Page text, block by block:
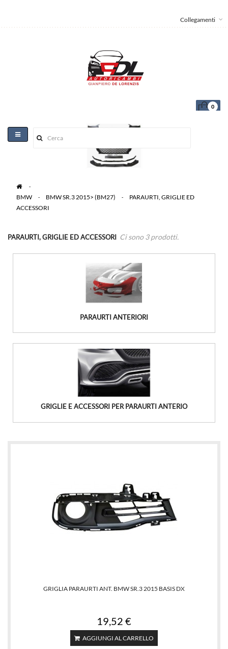
Collegamenti
0
Toggle
>
BMW
> BMW SR.3 2015> (BM27) >
PARAURTI, GRIGLIE ED
ACCESSORI
PARAURTI, GRIGLIE ED ACCESSORI Ci sono 3 prodotti.
PARAURTI ANTERIORI
GRIGLIE E ACCESSORI PER PARAURTI ANTERIO
GRIGLIA PARAURTI ANT. BMW SR.3 2015 BASIS DX
19,52 €
AGGIUNGI AL CARRELLO